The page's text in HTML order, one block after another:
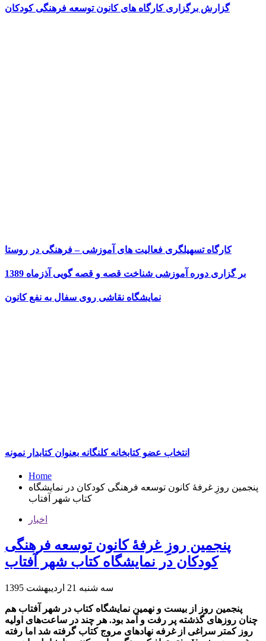
گزارش برگزاری کارگاه های کانون توسعه فرهنگی کودکان
کارگاه تسهیلگری فعالیت های آموزشی – فرهنگی در روستا
بر گزاری دوره آموزشی شناخت قصه و قصه گویی آذزماه 1389
نمایشگاه نقاشی روی سفال به نفع کانون
انتخاب عضو کتابخانه کلنگانه بعنوان کتابدار نمونه
Home
پنجمین روزِ غرفۀ کانون توسعه فرهنگی کودکان در نمایشگاه
کتاب شهر آفتاب
اخبار
پنجمین روزِ غرفۀ کانون توسعه فرهنگی
کودکان در نمایشگاه کتاب شهر آفتاب
سه شنبه 21 اردیبهشت
پنجمین روز از بیست و نهمین نمایشگاه کتاب در شهر آفتاب هم
چنان روزهای گذشته پر رفت و آمد بود. هر چند در ساعت‌های اولیه
روز کمتر سراغی از غرفه نهادهای مروج کتاب گرفته شد اما رفته